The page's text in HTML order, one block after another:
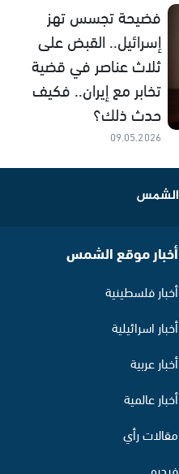
فضيحة تجسس تهز
إسرائيل.. القبض على
ثلاث عناصر في قضية
تخابر مع إيران.. فكيف
حدث ذلك؟
09.05.2026
أخبار موقع الشمس
أخبار فلسطينية
أخبار اسرائيلية
أخبار عربية
أخبار عالمية
مقالات رأي